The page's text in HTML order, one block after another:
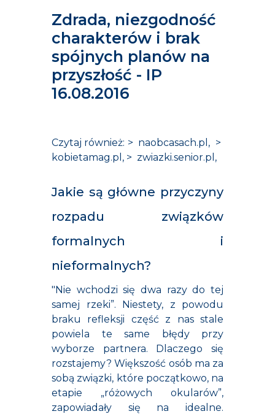
Zdrada, niezgodność
charakterów i brak
spójnych planów na
przyszłość - IP
16.08.2016
Czytaj również: > naobcasach.pl , >
kobietamag.pl , > zwiazki.senior.pl ,
Jakie są główne przyczyny
rozpadu związków
formalnych i
nieformalnych?
"Nie wchodzi się dwa razy do tej
samej rzeki”. Niestety, z powodu
braku refleksji część z nas stale
powiela te same błędy przy
wyborze partnera. Dlaczego się
rozstajemy? Większość osób ma za
sobą związki, które początkowo, na
etapie „różowych okularów”,
zapowiadały się na idealne.